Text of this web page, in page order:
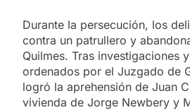
Durante la persecución, los
contra un patrullero y
Quilmes. Tras investigaciones
ordenados por el Juzgado de
logró la aprehensión de Juan
vivienda de Jorge Newbery y